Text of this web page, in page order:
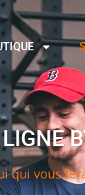
qui vous